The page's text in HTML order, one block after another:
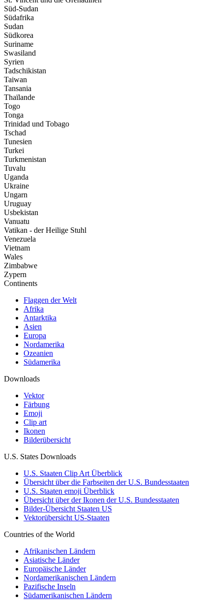
Süd-Sudan
Südafrika
Sudan
Südkorea
Suriname
Swasiland
Syrien
Tadschikistan
Taiwan
Tansania
Thaïlande
Togo
Tonga
Trinidad und Tobago
Tschad
Tunesien
Turkei
Turkmenistan
Tuvalu
Uganda
Ukraine
Ungarn
Uruguay
Usbekistan
Vanuatu
Vatikan - der Heilige Stuhl
Venezuela
Vietnam
Wales
Zimbabwe
Zypern
Continents
Flaggen der Welt
Afrika
Antarktika
Asien
Europa
Nordamerika
Ozeanien
Südamerika
Downloads
Vektor
Färbung
Emoji
Clip art
Ikonen
Bilderübersicht
U.S. States Downloads
U.S. Staaten Clip Art Überblick
Übersicht über die Farbseiten der U.S. Bundesstaaten
U.S. Staaten emoji Überblick
Übersicht über der Ikonen der U.S. Bundesstaaten
Bilder-Übersicht Staaten US
Vektorübersicht US-Staaten
Countries of the World
Afrikanischen Ländern
Asiatische Länder
Europäische Länder
Nordamerikanischen Ländern
Pazifische Inseln
Südamerikanischen Ländern